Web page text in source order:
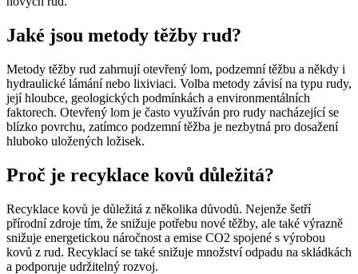
Jaké jsou metody těžby rud?
Metody těžby rud zahrnují otevřený lom, podzemní těžbu a někdy i
hydraulické lámání nebo lixiviaci. Volba metody závisí na typu rudy,
její hloubce, geologických podmínkách a environmentálních
faktorech. Otevřený lom je často využíván pro rudy nacházející se
blízko povrchu, zatímco podzemní těžba je nezbytná pro dosažení
hluboko uložených ložisek.
Proč je recyklace kovů důležitá?
Recyklace kovů je důležitá z několika důvodů. Nejenže šetří
přírodní zdroje tím, že snižuje potřebu nové těžby, ale také výrazně
snižuje energetickou náročnost a emise CO2 spojené s výrobou
kovů z rud. Recyklací se také snižuje množství odpadu na skládkách
a podporuje udržitelný rozvoj.